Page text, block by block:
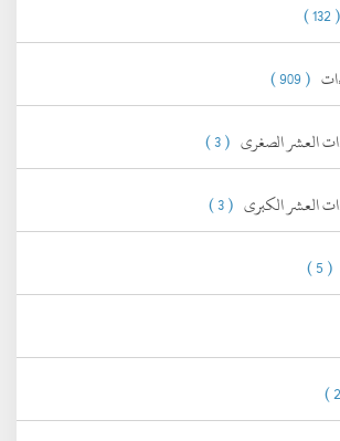
( 132 )
( 909 )
العشر الصغرى ( 3 )
العشر الكبرى ( 3 )
( 5 )